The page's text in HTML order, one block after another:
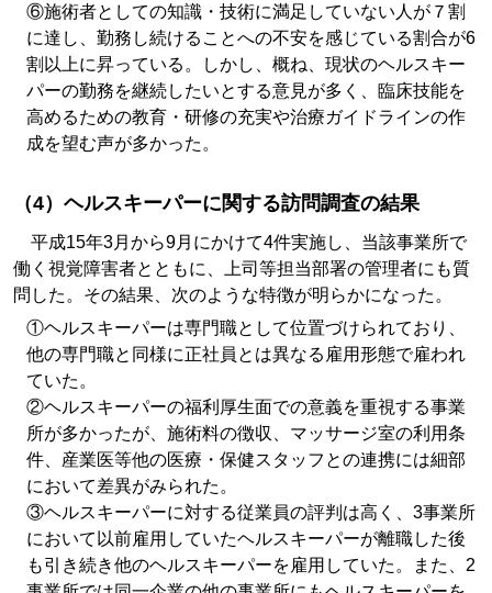
⑥施術者としての知識・技術に満足していない人が７割
に達し、勤務し続けることへの不安を感じている割合が6
割以上に昇っている。しかし、概ね、現状のヘルスキー
パーの勤務を継続したいとする意見が多く、臨床技能を
高めるための教育・研修の充実や治療ガイドラインの作
成を望む声が多かった。
（4）ヘルスキーパーに関する訪問調査の結果
平成15年3月から9月にかけて4件実施し、当該事業所で
働く視覚障害者とともに、上司等担当部署の管理者にも質
問した。その結果、次のような特徴が明らかになった。
①ヘルスキーパーは専門職として位置づけられており、
他の専門職と同様に正社員とは異なる雇用形態で雇われ
ていた。
②ヘルスキーパーの福利厚生面での意義を重視する事業
所が多かったが、施術料の徴収、マッサージ室の利用条
件、産業医等他の医療・保健スタッフとの連携には細部
において差異がみられた。
③ヘルスキーパーに対する従業員の評判は高く、3事業所
において以前雇用していたヘルスキーパーが離職した後
も引き続き他のヘルスキーパーを雇用していた。また、2